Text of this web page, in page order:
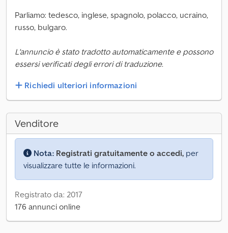
Parliamo: tedesco, inglese, spagnolo, polacco, ucraino,
russo, bulgaro.
L'annuncio è stato tradotto automaticamente e possono
essersi verificati degli errori di traduzione.
Richiedi ulteriori informazioni
Venditore
Nota: Registrati gratuitamente o accedi, per
visualizzare tutte le informazioni.
Registrato da: 2017
176 annunci online